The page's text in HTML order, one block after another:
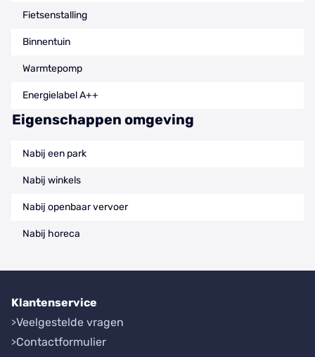
Fietsenstalling
Binnentuin
Warmtepomp
Energielabel A++
Eigenschappen omgeving
Nabij een park
Nabij winkels
Nabij openbaar vervoer
Nabij horeca
Klantenservice
Veelgestelde vragen
Contactformulier